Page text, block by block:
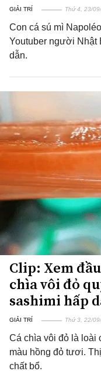
GIẢI TRÍ Thứ 4, 23/
Con cá sú mì
Youtuber người Nhật
dẫn.
Clip: Xem
chìa vôi đỏ
sashimi hấp
GIẢI TRÍ Thứ 3, 22/
Cá chìa vôi đỏ là loài
màu hồng đỏ tươi.
chất bổ.